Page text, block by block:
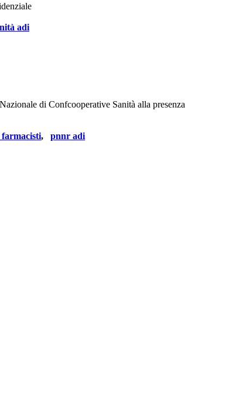
adi
di Confcooperative Sanità alla presenza
farmacisti, pnnr adi